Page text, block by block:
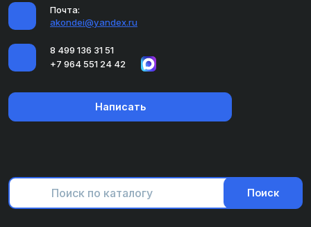
Почта:
akondei@yandex.ru
8 499 136 31 51
+7 964 551 24 42
Написать
Поиск